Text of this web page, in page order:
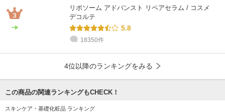
リポソーム アドバンスト リペアセラム / コスメ
デコルテ
5.8
18350件
4位以降のランキングをみる
この商品の関連ランキングもCHECK！
スキンケア・基礎化粧品 ランキング